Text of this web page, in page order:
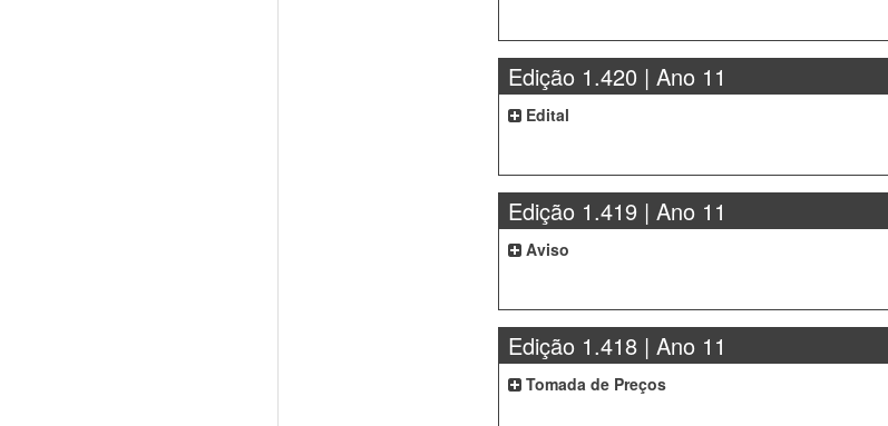
Edição 1.420 | Ano 11
Edital
Edição 1.419 | Ano 11
Aviso
Edição 1.418 | Ano 11
Tomada de Preços